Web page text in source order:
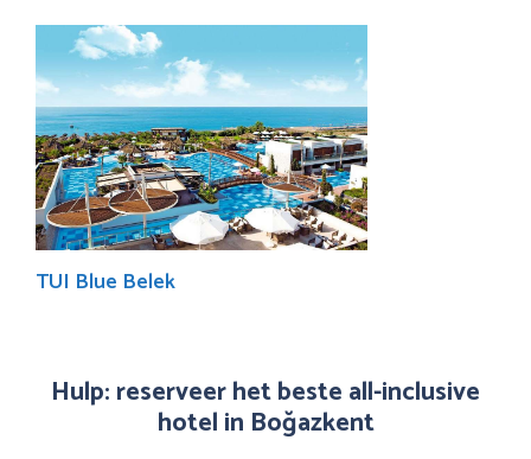
TUI Blue Belek
Hulp: reserveer het beste all-inclusive
hotel in Boğazkent